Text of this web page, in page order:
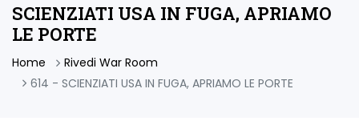
SCIENZIATI USA IN FUGA, APRIAMO
LE PORTE
Home
Rivedi War Room
614 - SCIENZIATI USA IN FUGA, APRIAMO LE PORTE